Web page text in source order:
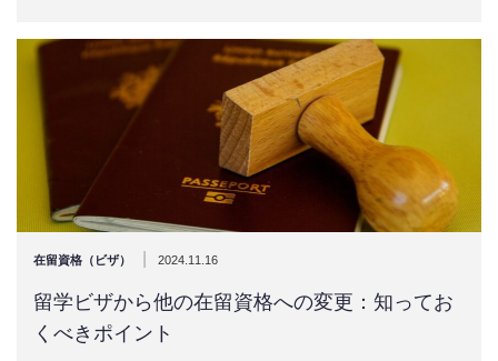
在留資格（ビザ） 2024.11.16
留学ビザから他の在留資格への変更：知ってお
くべきポイント